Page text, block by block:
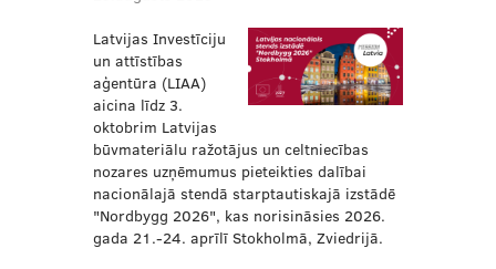
Latvijas Investīciju
un attīstības
aģentūra (LIAA)
aicina līdz 3.
oktobrim Latvijas
būvmateriālu ražotājus un celtniecības
nozares uzņēmumus pieteikties dalībai
nacionālajā stendā starptautiskajā izstādē
"Nordbygg 2026", kas norisināsies 2026.
gada 21.-24. aprīlī Stokholmā, Zviedrijā.